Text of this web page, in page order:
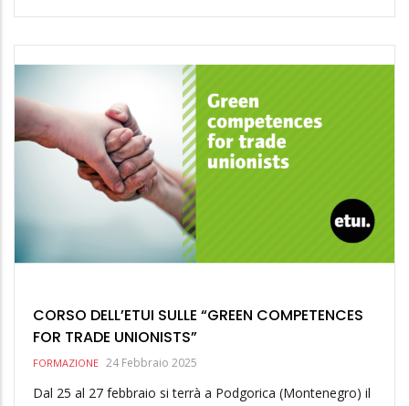
CORSO DELL’ETUI SULLE “GREEN COMPETENCES
FOR TRADE UNIONISTS”
FORMAZIONE 24 Febbraio 2025
Dal 25 al 27 febbraio si terrà a Podgorica (Montenegro) il